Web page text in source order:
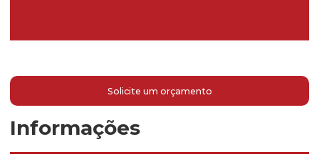
Solicite um orçamento
Informações